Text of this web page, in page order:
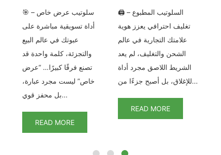
🎯 سلوتيب عرض خاص –
أداة تسويقية مباشرة على
عبوتك في عالم البيع
والتجزئة، كلمة واحدة قد
تصنع فرقًا كبيرًا… “عرض
خاص” ليست مجرد عبارة،
بل محفز قوي...
READ MORE
🖨️ السلوتيب المطبوع –
تغليف احترافي يعزز هوية
علامتك التجارية في عالم
الشحن والتغليف، لم يعد
الشريط اللاصق مجرد أداة
للإغلاق، بل أصبح جزءًا من...
READ MORE